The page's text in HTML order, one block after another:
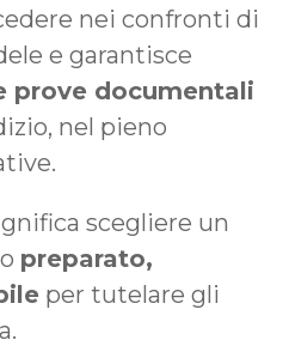
nei confronti di
e garantisce
prove documentali
nel pieno
scegliere un
preparato,
per tutelare gli